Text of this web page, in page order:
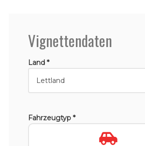
Vignettendaten
Land *
Fahrzeugtyp *